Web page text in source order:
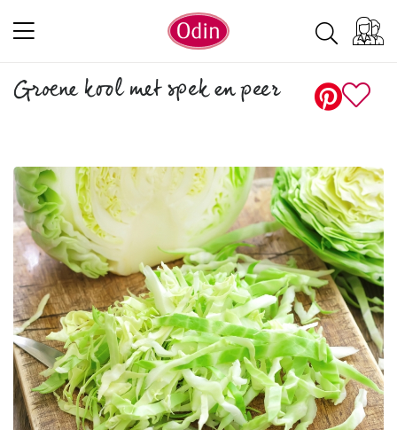
Groene kool met spek en peer